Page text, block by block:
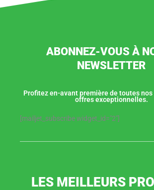
ABONNEZ-VOUS À
NEWSLETTER
Profitez en-avant première de toutes
offres exceptionnelles.
[mailjet_subscribe widget_id="2"]
LES MEILLEURS